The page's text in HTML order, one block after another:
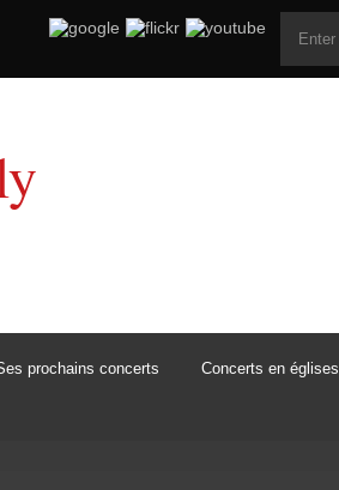
prochains concerts Concerts en églises